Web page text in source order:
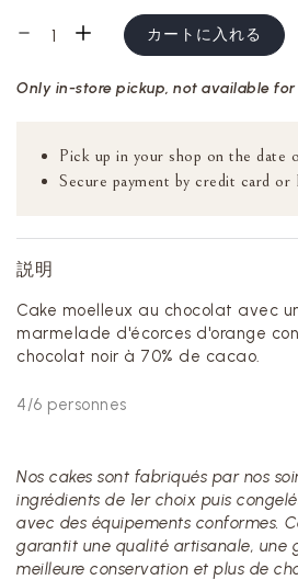
カートに入れる
Only in-store pickup, not available
Pick up in your shop on the date
Secure payment by credit card or
説明
Cake moelleux au chocolat avec
marmelade d'écorces d'orange
chocolat noir à 70% de cacao.
4/6 personnes
Nos cakes sont fabriqués par nos
ingrédients de 1er choix puis
avec des équipements conformes.
garantit une qualité artisanale, une
meilleure conservation et plus de